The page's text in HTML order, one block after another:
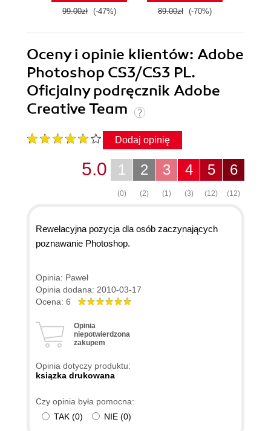
99.00zł (-47%) 89.00zł (-70%)
Oceny i opinie klientów: Adobe
Photoshop CS3/CS3 PL.
Oficjalny podręcznik Adobe
Creative Team
Dodaj opinię
6
(12)
5
(12)
4
(3)
3
(1)
2
(2)
1
(0)
5.0
Rewelacyjna pozycja dla osób zaczynających
poznawanie Photoshop.
Opinia: Paweł
Opinia dodana: 2010-03-17
Ocena: 6
Opinia
niepotwierdzona
zakupem
Opinia dotyczy produktu:
ksiązka drukowana
Czy opinia była pomocna:
TAK (0) NIE (0)